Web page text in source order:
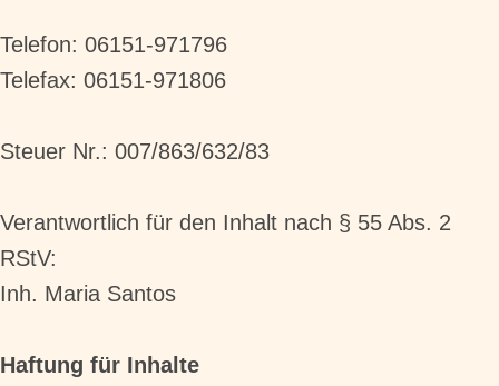
Telefon: 06151-971796
Telefax: 06151-971806
Steuer Nr.: 007/863/632/83
Verantwortlich für den Inhalt nach § 55 Abs. 2
RStV:
Inh. Maria Santos
Haftung für Inhalte